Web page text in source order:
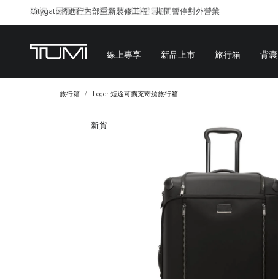
Citygate將進行内部重新裝修工程，期間暫停對外營業
線上專享 新品上市 旅行箱 背囊
旅行箱 Leger 短途可擴充寄艙旅行箱
新貨